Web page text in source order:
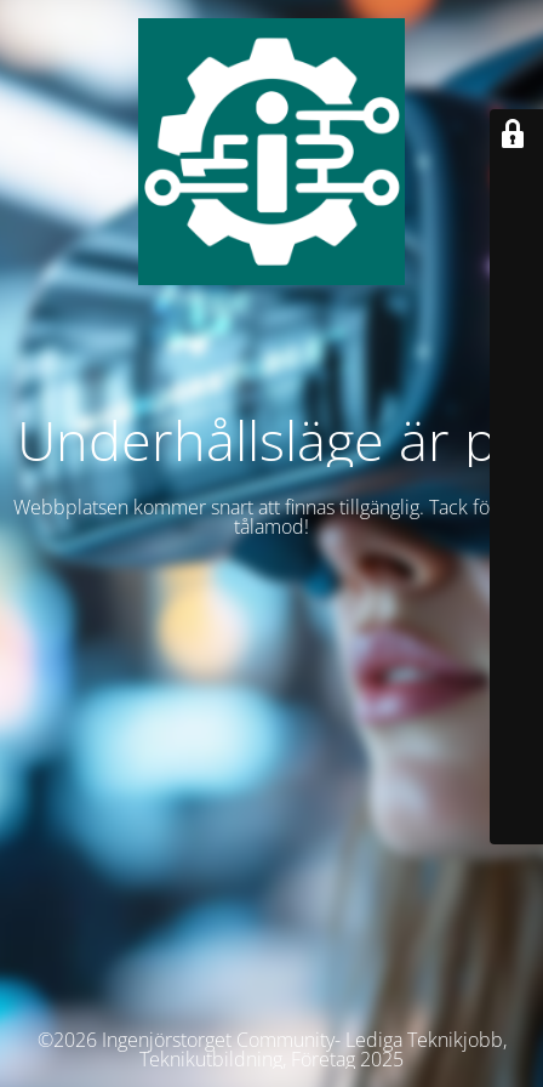
Underhållsläge är på
Webbplatsen kommer snart att finnas tillgänglig. Tack för ditt
tålamod!
©2026 Ingenjörstorget Community- Lediga Teknikjobb,
Teknikutbildning, Företag 2025